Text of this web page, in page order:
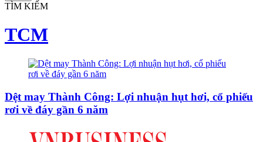
TÌM KIẾM
TCM
Dệt may Thành Công: Lợi nhuận hụt hơi, cổ phiếu
rơi về đáy gần 6 năm